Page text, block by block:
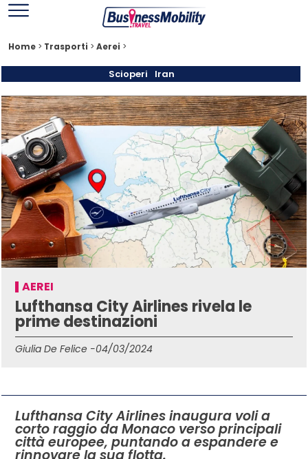
Home > Trasporti > Aerei >
Scioperi Iran
AEREI
Lufthansa City Airlines rivela le
prime destinazioni
Giulia De Felice -04/03/2024
Lufthansa City Airlines inaugura voli a
corto raggio da Monaco verso principali
città europee, puntando a espandere e
rinnovare la sua flotta.